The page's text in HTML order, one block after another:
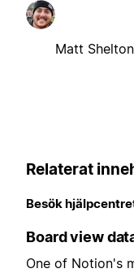
Matt Shelton
Relaterat
Besök
Board view
One of Notion's